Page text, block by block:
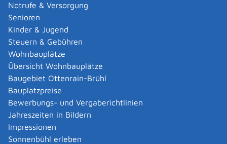
Notrufe & Versorgung
Senioren
Kinder & Jugend
Steuern & Gebühren
Wohnbauplätze
Übersicht Wohnbauplätze
Baugebiet Ottenrain-Brühl
Bauplatzpreise
Bewerbungs- und Vergaberichtlinien
Jahreszeiten in Bildern
Impressionen
Sonnenbühl erleben
Wenn Sie nicht bei Ihren Eltern wohnen:
insgesamt 666 EUR wenn Sie eine
weiterführende allgemeinbildende Schule
besuchen, eine Berufsfachschule oder eine
Fachoberschule, die Sie ohne abgeschlossene
Berufsausbildung besuchen können oder
insgesamt 775 EUR wenn Sie eine
Abendhauptschule, Berufsaufbauschule,
Abendrealschule oder Fachoberschulklasse
besuchen, die Sie nur mit abgeschlossener
Berufsausbildung besuchen können.